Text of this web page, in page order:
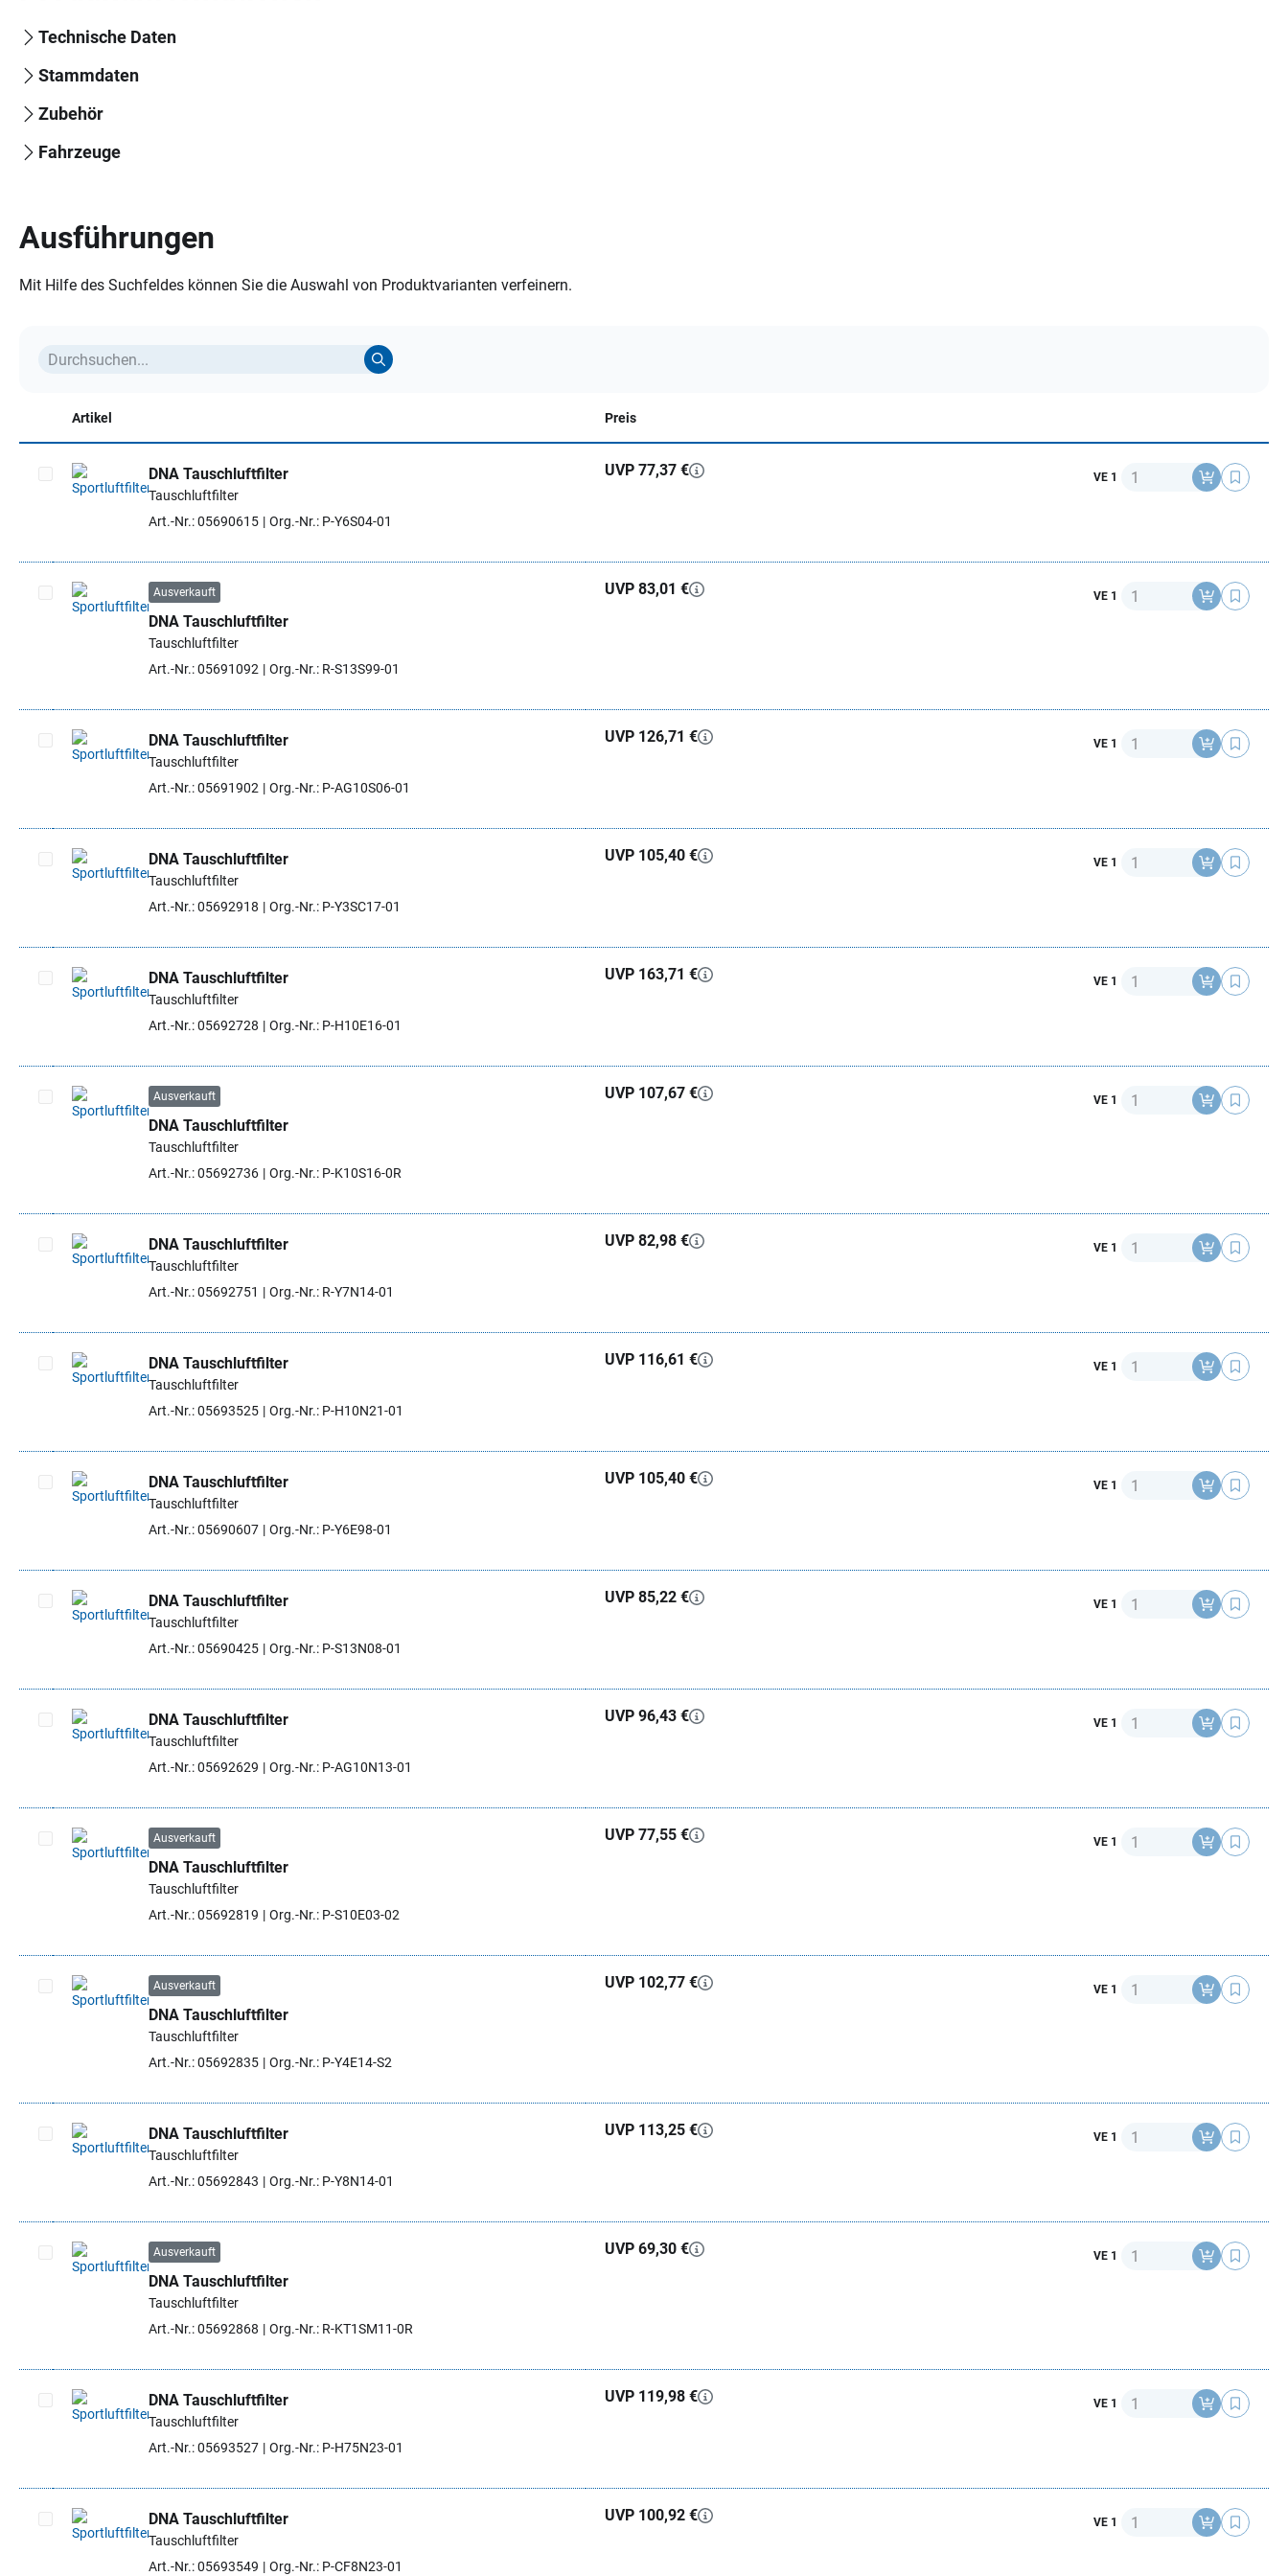
Technische Daten
Stammdaten
Zubehör
Fahrzeuge
Ausführungen
Mit Hilfe des Suchfeldes können Sie die Auswahl von Produktvarianten verfeinern.
Artikel Preis
Artikel auswählen
DNA Tauschluftfilter
Tauschluftfilter
Art.-Nr.: 05690615
Org.-Nr.: P-Y6S04-01
UVP 77,37 € VE 1 Anzahl
Artikel auswählen
Ausverkauft
DNA Tauschluftfilter
Tauschluftfilter
Art.-Nr.: 05691092
Org.-Nr.: R-S13S99-01
UVP 83,01 € VE 1 Anzahl
Artikel auswählen
DNA Tauschluftfilter
Tauschluftfilter
Art.-Nr.: 05691902
Org.-Nr.: P-AG10S06-01
UVP 126,71 € VE 1 Anzahl
Artikel auswählen
DNA Tauschluftfilter
Tauschluftfilter
Art.-Nr.: 05692918
Org.-Nr.: P-Y3SC17-01
UVP 105,40 € VE 1 Anzahl
Artikel auswählen
DNA Tauschluftfilter
Tauschluftfilter
Art.-Nr.: 05692728
Org.-Nr.: P-H10E16-01
UVP 163,71 € VE 1 Anzahl
Artikel auswählen
Ausverkauft
DNA Tauschluftfilter
Tauschluftfilter
Art.-Nr.: 05692736
Org.-Nr.: P-K10S16-0R
UVP 107,67 € VE 1 Anzahl
Artikel auswählen
DNA Tauschluftfilter
Tauschluftfilter
Art.-Nr.: 05692751
Org.-Nr.: R-Y7N14-01
UVP 82,98 € VE 1 Anzahl
Artikel auswählen
DNA Tauschluftfilter
Tauschluftfilter
Art.-Nr.: 05693525
Org.-Nr.: P-H10N21-01
UVP 116,61 € VE 1 Anzahl
Artikel auswählen
DNA Tauschluftfilter
Tauschluftfilter
Art.-Nr.: 05690607
Org.-Nr.: P-Y6E98-01
UVP 105,40 € VE 1 Anzahl
Artikel auswählen
DNA Tauschluftfilter
Tauschluftfilter
Art.-Nr.: 05690425
Org.-Nr.: P-S13N08-01
UVP 85,22 € VE 1 Anzahl
Artikel auswählen
DNA Tauschluftfilter
Tauschluftfilter
Art.-Nr.: 05692629
Org.-Nr.: P-AG10N13-01
UVP 96,43 € VE 1 Anzahl
Artikel auswählen
Ausverkauft
DNA Tauschluftfilter
Tauschluftfilter
Art.-Nr.: 05692819
Org.-Nr.: P-S10E03-02
UVP 77,55 € VE 1 Anzahl
Artikel auswählen
Ausverkauft
DNA Tauschluftfilter
Tauschluftfilter
Art.-Nr.: 05692835
Org.-Nr.: P-Y4E14-S2
UVP 102,77 € VE 1 Anzahl
Artikel auswählen
DNA Tauschluftfilter
Tauschluftfilter
Art.-Nr.: 05692843
Org.-Nr.: P-Y8N14-01
UVP 113,25 € VE 1 Anzahl
Artikel auswählen
Ausverkauft
DNA Tauschluftfilter
Tauschluftfilter
Art.-Nr.: 05692868
Org.-Nr.: R-KT1SM11-0R
UVP 69,30 € VE 1 Anzahl
Artikel auswählen
DNA Tauschluftfilter
Tauschluftfilter
Art.-Nr.: 05693527
Org.-Nr.: P-H75N23-01
UVP 119,98 € VE 1 Anzahl
Artikel auswählen
DNA Tauschluftfilter
Tauschluftfilter
Art.-Nr.: 05693549
Org.-Nr.: P-CF8N23-01
UVP 100,92 € VE 1 Anzahl